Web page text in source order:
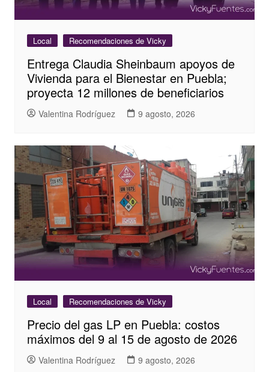
Local Recomendaciones de Vicky
Entrega Claudia Sheinbaum apoyos de
Vivienda para el Bienestar en Puebla;
proyecta 12 millones de beneficiarios
Valentina Rodríguez 9 agosto, 2026
Local Recomendaciones de Vicky
Precio del gas LP en Puebla: costos
máximos del 9 al 15 de agosto de 2026
Valentina Rodríguez 9 agosto, 2026